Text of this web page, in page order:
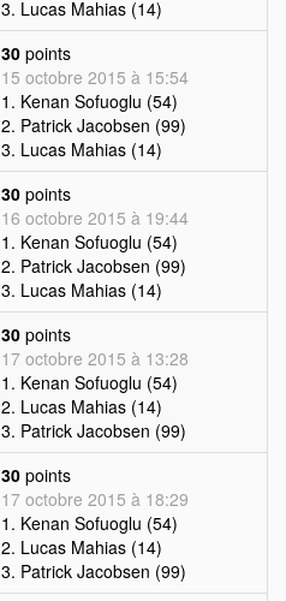
3. Lucas Mahias (14)
30 points
15 octobre 2015 à 15:54
1. Kenan Sofuoglu (54)
2. Patrick Jacobsen (99)
3. Lucas Mahias (14)
30 points
16 octobre 2015 à 19:44
1. Kenan Sofuoglu (54)
2. Patrick Jacobsen (99)
3. Lucas Mahias (14)
30 points
17 octobre 2015 à 13:28
1. Kenan Sofuoglu (54)
2. Lucas Mahias (14)
3. Patrick Jacobsen (99)
30 points
17 octobre 2015 à 18:29
1. Kenan Sofuoglu (54)
2. Lucas Mahias (14)
3. Patrick Jacobsen (99)